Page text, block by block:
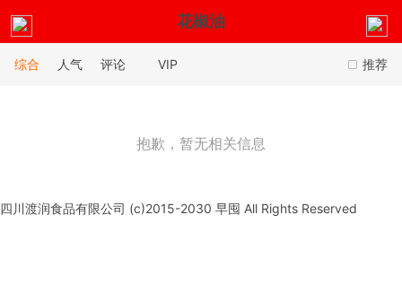
花椒油
推荐
综合 人气 评论 VIP
抱歉，暂无相关信息
四川渡润食品有限公司 (c)2015-2030 早囤 All Rights Reserved